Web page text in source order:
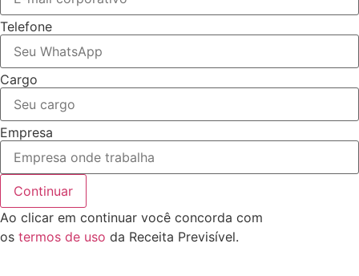
Telefone
Cargo
Empresa
Continuar
Ao clicar em continuar você concorda com
os termos de uso da Receita Previsível.